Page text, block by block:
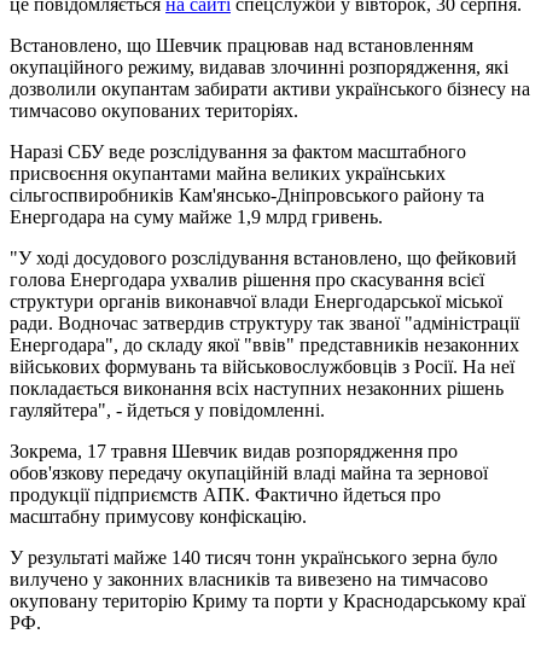
Встановлено, що Шевчик працював над встановленням
окупаційного режиму, видавав злочинні розпорядження, які
дозволили окупантам забирати активи українського бізнесу на
тимчасово окупованих територіях.
Наразі СБУ веде розслідування за фактом масштабного
присвоєння окупантами майна великих українських
сільгоспвиробників Кам'янсько-Дніпровського району та
Енергодара на суму майже 1,9 млрд гривень.
"У ході досудового розслідування встановлено, що фейковий
голова Енергодара ухвалив рішення про скасування всієї
структури органів виконавчої влади Енергодарської міської
ради. Водночас затвердив структуру так званої "адміністрації
Енергодара", до складу якої "ввів" представників незаконних
військових формувань та військовослужбовців з Росії. На неї
покладається виконання всіх наступних незаконних рішень
гауляйтера", - йдеться у повідомленні.
Зокрема, 17 травня Шевчик видав розпорядження про
обов'язкову передачу окупаційній владі майна та зернової
продукції підприємств АПК. Фактично йдеться про
масштабну примусову конфіскацію.
У результаті майже 140 тисяч тонн українського зерна було
вилучено у законних власників та вивезено на тимчасово
окуповану територію Криму та порти у Краснодарському краї
РФ.